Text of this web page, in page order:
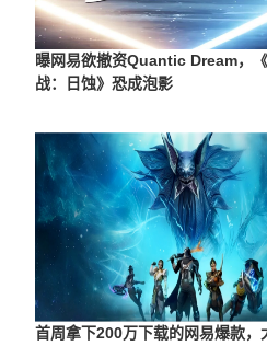
曝网易欲撤资Quantic Dream，
战：日蚀》恐成泡影
首周拿下200万下载的网易爆款，